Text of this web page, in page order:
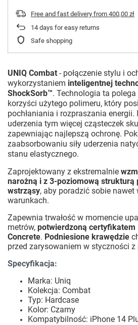
Free and fast delivery from 400,00 zł
14 days for easy returns
Safe shopping
UNIQ Combat - połączenie stylu i
wykorzystaniem inteligentnej
ShockSorb™. Technologia ta
korzyści użytego polimeru, który
pochłaniania i rozpraszania energii.
uderzenia tym więcej cząsteczek
zapewniając najlepszą ochronę.
zaabsorbowaniu siły uderzenia
stanu elastycznego.
Zaprojektowany z ekstremalnie
narożną i z 3-poziomową strukturą
wstrząsy, aby poradzić sobie
warunkach.
Zapewnia trwałość w momencie
metrów, potwierdzoną certyfikatem
Concrete. Podniesione krawędzie
przed zarysowaniem w styczności z
Specyfikacja:
Marka: Uniq
Kolekcja: Combat
Typ: Hardcase
Kolor: Czarny
Kompatybilność: iPhone 14